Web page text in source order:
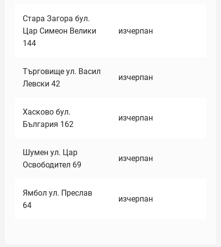
Стара Загора бул.
Цар Симеон Велики
144
изчерпан
Търговище ул. Васил
Левски 42
изчерпан
Хасково бул.
България 162
изчерпан
Шумен ул. Цар
Освободител 69
изчерпан
Ямбол ул. Преслав
64
изчерпан